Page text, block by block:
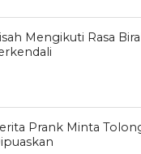
Mengikuti Rasa
Prank Minta